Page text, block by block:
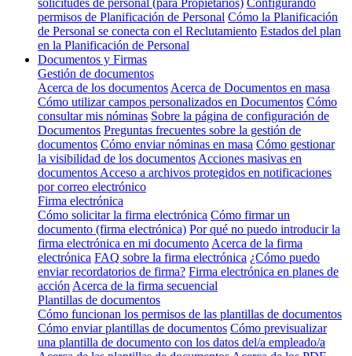
permisos de Planificación de Personal Cómo la Planificación
de Personal se conecta con el Reclutamiento Estados del plan
en la Planificación de Personal
Documentos y Firmas
Gestión de documentos
Acerca de los documentos Acerca de Documentos en masa
Cómo utilizar campos personalizados en Documentos Cómo
consultar mis nóminas Sobre la página de configuración de
Documentos Preguntas frecuentes sobre la gestión de
documentos Cómo enviar nóminas en masa Cómo gestionar
la visibilidad de los documentos Acciones masivas en
documentos Acceso a archivos protegidos en notificaciones
por correo electrónico
Firma electrónica
Cómo solicitar la firma electrónica Cómo firmar un
documento (firma electrónica) Por qué no puedo introducir la
firma electrónica en mi documento Acerca de la firma
electrónica FAQ sobre la firma electrónica ¿Cómo puedo
enviar recordatorios de firma? Firma electrónica en planes de
acción Acerca de la firma secuencial
Plantillas de documentos
Cómo funcionan los permisos de las plantillas de documentos
Cómo enviar plantillas de documentos Cómo previsualizar
una plantilla de documento con los datos del/a empleado/a